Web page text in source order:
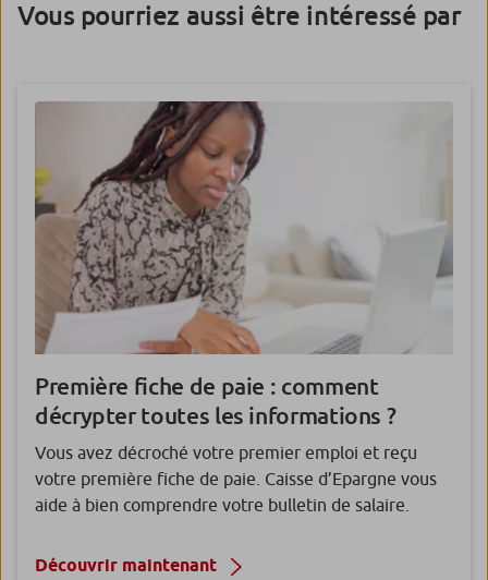
Vous pourriez aussi être intéressé par
Première fiche de paie : comment
décrypter toutes les informations ?
Vous avez décroché votre premier emploi et reçu
votre première fiche de paie. Caisse d’Epargne vous
aide à bien comprendre votre bulletin de salaire.
Découvrir maintenant